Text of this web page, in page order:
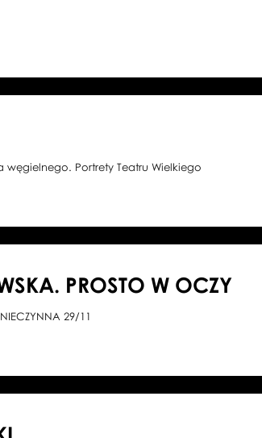
węgielnego. Portrety Teatru Wielkiego
PROSTO W OCZY
29/11